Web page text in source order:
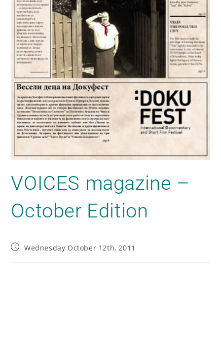
VOICES magazine –
October Edition
Wednesday October 12th, 2011